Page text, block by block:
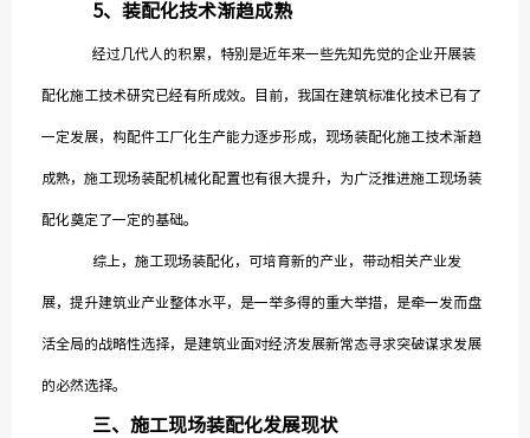
5、装配化技术渐趋成熟
经过几代人的积累，特别是近年来一些先知先觉的企业开展装
配化施工技术研究已经有所成效。目前，我国在建筑标准化技术已有了
一定发展，构配件工厂化生产能力逐步形成，现场装配化施工技术渐趋
成熟，施工现场装配机械化配置也有很大提升，为广泛推进施工现场装
配化奠定了一定的基础。
综上，施工现场装配化，可培育新的产业，带动相关产业发
展，提升建筑业产业整体水平，是一举多得的重大举措，是牵一发而盘
活全局的战略性选择，是建筑业面对经济发展新常态寻求突破谋求发展
的必然选择。
三、施工现场装配化发展现状